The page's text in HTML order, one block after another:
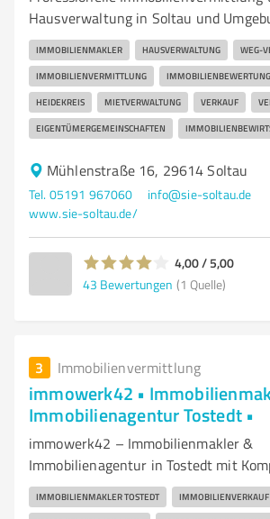
Hausverwaltung in Soltau und
IMMOBILIENMAKLER HAUSVERWALTUNG WEG-
IMMOBILIENVERMITTLUNG IMMOBILIENBEWERTUNG
HEIDEKREIS MIETVERWALTUNG VERKAUF
EIGENTÜMERGEMEINSCHAFTEN
Mühlenstraße 16, 29614 Soltau
Tel. 05191 967060
info@sie-soltau.de
www.sie-soltau.de/
4,00 / 5,00
43 Bewertungen (1 Quelle)
3 Immobilienvermittlung
immowerk42 •
Immobilienagentur Tostedt •
immowerk42 – Immobilienmakler &
Immobilienagentur in Tostedt mit
IMMOBILIENMAKLER TOSTEDT IMMOBILIENVERKAUF